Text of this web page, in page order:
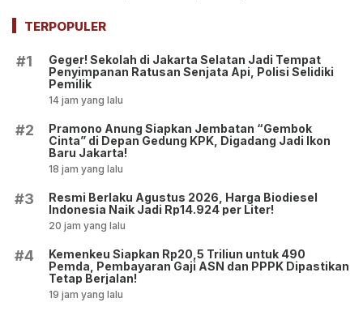
Penyitaan Aset!
TERPOPULER
#1
Geger! Sekolah di Jakarta Selatan Jadi Tempat
Penyimpanan Ratusan Senjata Api, Polisi Selidiki
Pemilik
14 jam yang lalu
#2
Pramono Anung Siapkan Jembatan “Gembok
Cinta” di Depan Gedung KPK, Digadang Jadi Ikon
Baru Jakarta!
18 jam yang lalu
#3
Resmi Berlaku Agustus 2026, Harga Biodiesel
Indonesia Naik Jadi Rp14.924 per Liter!
20 jam yang lalu
#4
Kemenkeu Siapkan Rp20,5 Triliun untuk 490
Pemda, Pembayaran Gaji ASN dan PPPK Dipastikan
Tetap Berjalan!
19 jam yang lalu